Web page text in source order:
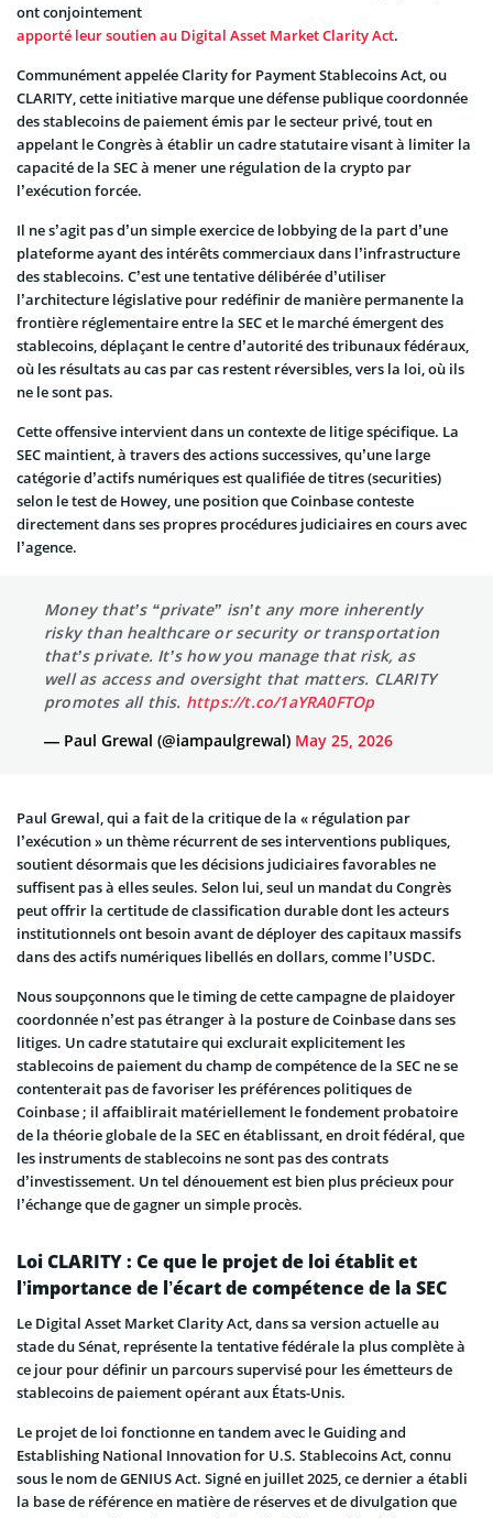
ont conjointement
apporté leur soutien au Digital Asset Market Clarity Act.
Communément appelée Clarity for Payment Stablecoins Act, ou
CLARITY, cette initiative marque une défense publique coordonnée
des stablecoins de paiement émis par le secteur privé, tout en
appelant le Congrès à établir un cadre statutaire visant à limiter la
capacité de la SEC à mener une régulation de la crypto par
l’exécution forcée.
Il ne s’agit pas d’un simple exercice de lobbying de la part d’une
plateforme ayant des intérêts commerciaux dans l’infrastructure
des stablecoins. C’est une tentative délibérée d’utiliser
l’architecture législative pour redéfinir de manière permanente la
frontière réglementaire entre la SEC et le marché émergent des
stablecoins, déplaçant le centre d’autorité des tribunaux fédéraux,
où les résultats au cas par cas restent réversibles, vers la loi, où ils
ne le sont pas.
Cette offensive intervient dans un contexte de litige spécifique. La
SEC maintient, à travers des actions successives, qu’une large
catégorie d’actifs numériques est qualifiée de titres (securities)
selon le test de Howey, une position que Coinbase conteste
directement dans ses propres procédures judiciaires en cours avec
l’agence.
Money that’s “private” isn’t any more inherently
risky than healthcare or security or transportation
that’s private. It’s how you manage that risk, as
well as access and oversight that matters. CLARITY
promotes all this. https://t.co/1aYRA0FTOp
— Paul Grewal (@iampaulgrewal) May 25, 2026
Paul Grewal, qui a fait de la critique de la « régulation par
l’exécution » un thème récurrent de ses interventions publiques,
soutient désormais que les décisions judiciaires favorables ne
suffisent pas à elles seules. Selon lui, seul un mandat du Congrès
peut offrir la certitude de classification durable dont les acteurs
institutionnels ont besoin avant de déployer des capitaux massifs
dans des actifs numériques libellés en dollars, comme l’USDC.
Nous soupçonnons que le timing de cette campagne de plaidoyer
coordonnée n’est pas étranger à la posture de Coinbase dans ses
litiges. Un cadre statutaire qui exclurait explicitement les
stablecoins de paiement du champ de compétence de la SEC ne se
contenterait pas de favoriser les préférences politiques de
Coinbase ; il affaiblirait matériellement le fondement probatoire
de la théorie globale de la SEC en établissant, en droit fédéral, que
les instruments de stablecoins ne sont pas des contrats
d’investissement. Un tel dénouement est bien plus précieux pour
l’échange que de gagner un simple procès.
Loi CLARITY : Ce que le projet de loi établit et
l’importance de l’écart de compétence de la SEC
Le Digital Asset Market Clarity Act, dans sa version actuelle au
stade du Sénat, représente la tentative fédérale la plus complète à
ce jour pour définir un parcours supervisé pour les émetteurs de
stablecoins de paiement opérant aux États-Unis.
Le projet de loi fonctionne en tandem avec le Guiding and
Establishing National Innovation for U.S. Stablecoins Act, connu
sous le nom de GENIUS Act. Signé en juillet 2025, ce dernier a établi
la base de référence en matière de réserves et de divulgation que